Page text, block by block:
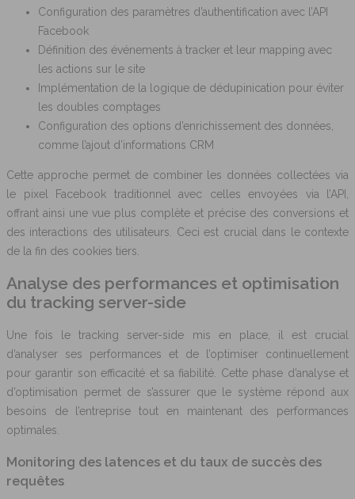
Configuration des paramètres d’authentification avec l’API
Facebook
Définition des événements à tracker et leur mapping avec
les actions sur le site
Implémentation de la logique de dédupinication pour éviter
les doubles comptages
Configuration des options d’enrichissement des données,
comme l’ajout d’informations CRM
Cette approche permet de combiner les données collectées via
le pixel Facebook traditionnel avec celles envoyées via l’API,
offrant ainsi une vue plus complète et précise des conversions et
des interactions des utilisateurs. Ceci est crucial dans le contexte
de la fin des cookies tiers.
Analyse des performances et optimisation
du tracking server-side
Une fois le tracking server-side mis en place, il est crucial
d’analyser ses performances et de l’optimiser continuellement
pour garantir son efficacité et sa fiabilité. Cette phase d’analyse et
d’optimisation permet de s’assurer que le système répond aux
besoins de l’entreprise tout en maintenant des performances
optimales.
Monitoring des latences et du taux de succès des
requêtes